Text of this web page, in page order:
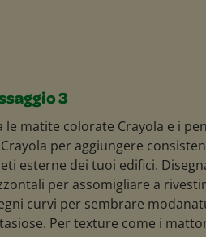
3
le matite colorate Crayola e i
per aggiungere
esterne dei tuoi edifici.
per assomigliare a
curvi per sembrare
Per texture come i